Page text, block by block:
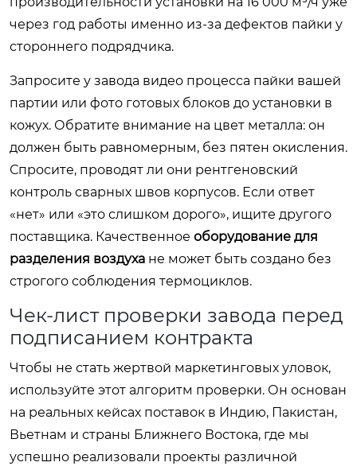
через год работы именно из-за дефектов пайки у
стороннего подрядчика.
Запросите у завода видео процесса пайки вашей
партии или фото готовых блоков до установки в
кожух. Обратите внимание на цвет металла: он
должен быть равномерным, без пятен окисления.
Спросите, проводят ли они рентгеновский
контроль сварных швов корпусов. Если ответ
«нет» или «это слишком дорого», ищите другого
поставщика. Качественное оборудование для
разделения воздуха не может быть создано без
строгого соблюдения термоциклов.
Чек-лист проверки завода перед
подписанием контракта
Чтобы не стать жертвой маркетинговых уловок,
используйте этот алгоритм проверки. Он основан
на реальных кейсах поставок в Индию, Пакистан,
Вьетнам и страны Ближнего Востока, где мы
успешно реализовали проекты различной